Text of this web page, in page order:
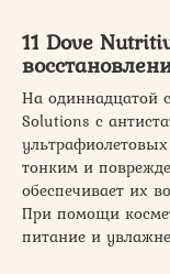
11 Dove
На одиннадцатой
Solutions с
тонким и
обеспечивает их
При помощи
питание и